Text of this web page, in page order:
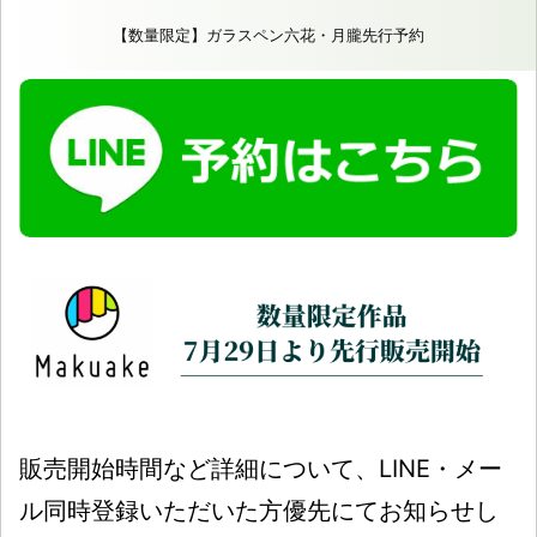
【数量限定】ガラスペン六花・月朧先行予約
販売開始時間など詳細について、LINE・メー
ル同時登録いただいた方優先にてお知らせし